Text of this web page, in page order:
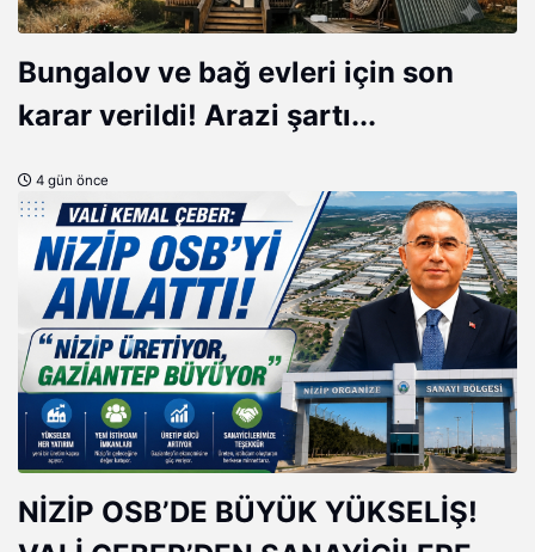
Bungalov ve bağ evleri için son
karar verildi! Arazi şartı...
4 gün önce
NİZİP OSB’DE BÜYÜK YÜKSELİŞ!